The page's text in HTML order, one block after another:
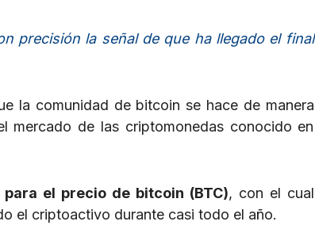
precisión la señal de que ha llegado el final
la comunidad de bitcoin se hace de manera
mercado de las criptomonedas conocido en
para el precio de bitcoin (BTC), con el cual
el criptoactivo durante casi todo el año.